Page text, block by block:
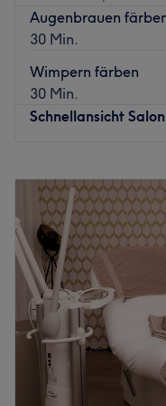
Augenbrauen
30 Min.
Wimpern färben
30 Min.
Schnellansicht
Dienstag
Mittwoch
Donnerstag
Freitag
Samstag
Sonntag
Bei Beauty Salon in
entkommen und dich
Hier erwarten dich